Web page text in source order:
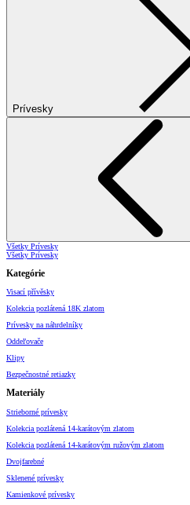
Prívesky
Všetky Prívesky
Všetky Prívesky
Kategórie
Visací přívěsky
Kolekcia pozlátená 18K zlatom
Prívesky na náhrdelníky
Oddeľovače
Klipy
Bezpečnostné retiazky
Materiály
Strieborné prívesky
Kolekcia pozlátená 14-karátovým zlatom
Kolekcia pozlátená 14-karátovým ružovým zlatom
Dvojfarebné
Sklenené prívesky
Kamienkové prívesky